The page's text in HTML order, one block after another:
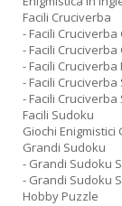
Facili Cruciverba
- Facili Cruciverba
- Facili Cruciverba
- Facili Cruciverba
- Facili
- Facili Cruciverba
Facili Sudoku
Giochi Enigmistici
Grandi Sudoku
- Grandi Sudoku
- Grandi Sudoku
Hobby Puzzle